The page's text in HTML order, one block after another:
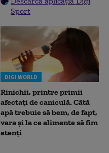
Sport
DIGI WORLD
Rinichii, printre primii
afectați de caniculă. Câtă
apă trebuie să bem, de fapt,
vara și la ce alimente să fim
atenți